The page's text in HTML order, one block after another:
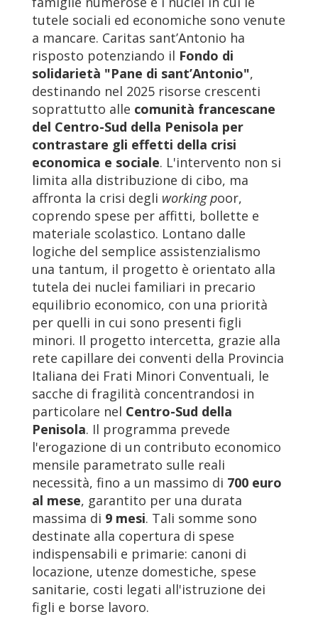
tutele sociali ed economiche sono venute
a mancare. Caritas sant’Antonio ha
risposto potenziando il Fondo di
solidarietà "Pane di sant’Antonio",
destinando nel 2025 risorse crescenti
soprattutto alle comunità francescane
del Centro-Sud della Penisola per
contrastare gli effetti della crisi
economica e sociale. L'intervento non si
limita alla distribuzione di cibo, ma
affronta la crisi degli working poor,
coprendo spese per affitti, bollette e
materiale scolastico. Lontano dalle
logiche del semplice assistenzialismo
una tantum, il progetto è orientato alla
tutela dei nuclei familiari in precario
equilibrio economico, con una priorità
per quelli in cui sono presenti figli
minori. Il progetto intercetta, grazie alla
rete capillare dei conventi della Provincia
Italiana dei Frati Minori Conventuali, le
sacche di fragilità concentrandosi in
particolare nel Centro-Sud della
Penisola. Il programma prevede
l'erogazione di un contributo economico
mensile parametrato sulle reali
necessità, fino a un massimo di 700 euro
al mese, garantito per una durata
massima di 9 mesi. Tali somme sono
destinate alla copertura di spese
indispensabili e primarie: canoni di
locazione, utenze domestiche, spese
sanitarie, costi legati all'istruzione dei
figli e borse lavoro.